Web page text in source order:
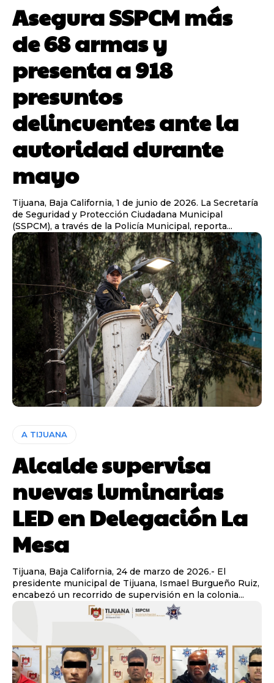
Asegura SSPCM más
de 68 armas y
presenta a 918
presuntos
delincuentes ante la
autoridad durante
mayo
Tijuana, Baja California, 1 de junio de 2026. La Secretaría
de Seguridad y Protección Ciudadana Municipal
(SSPCM), a través de la Policía Municipal, reporta...
A TIJUANA
Alcalde supervisa
nuevas luminarias
LED en Delegación La
Mesa
Tijuana, Baja California, 24 de marzo de 2026.- El
presidente municipal de Tijuana, Ismael Burgueño Ruiz,
encabezó un recorrido de supervisión en la colonia...